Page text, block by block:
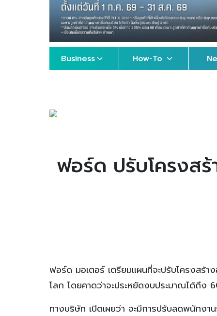
Business How-To
ฟอร์ด ปรับโครงส
ฟอร์ด มอเตอร์ เตรียมแผนที่จะปรับโครงส
โลก โดยคาดว่าจะประหยัดงบประมาณได้ถึง
ทางบริษัท เปิดเผยว่า จะมีการปรับลดพนักงา